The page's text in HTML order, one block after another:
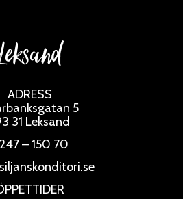
ADRESS
5
31 Leksand
– 150 70